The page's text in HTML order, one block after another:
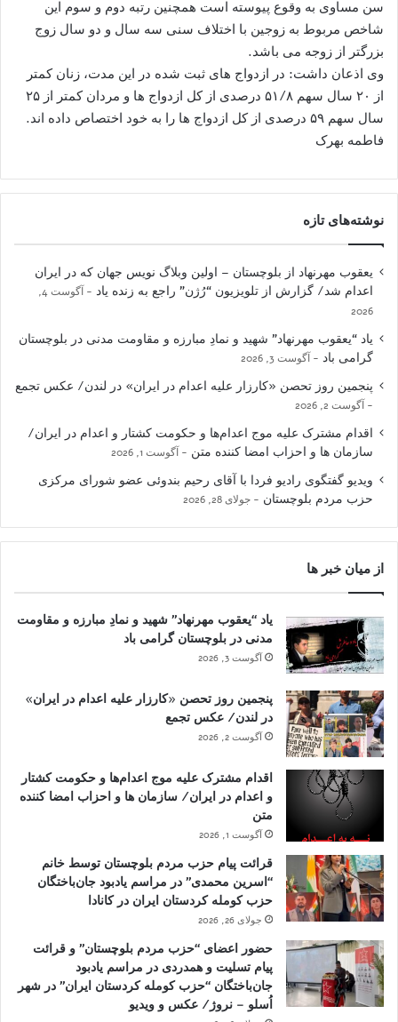
سن مساوی به وقوع پیوسته است همچنین رتبه دوم و سوم این
شاخص مربوط به زوجین با اختلاف سنی سه سال و دو سال زوج
بزرگتر از زوجه می باشد.
وی اذعان داشت: در ازدواج های ثبت شده در این مدت، زنان کمتر
از ۲۰ سال سهم ۵۱/۸ درصدی از کل ازدواج ها و مردان کمتر از ۲۵
سال سهم ۵۹ درصدی از کل ازدواج ها را به خود اختصاص داده اند.
فاطمه بهرک
نوشته‌های تازه
یعقوب مهرنهاد از بلوچستان – اولین وبلاگ نویس جهان که در ایران
اعدام شد/ گزارش از تلویزیون “رُژن” راجع به زنده یاد
آگوست 4,
2026
یاد “یعقوب مهرنهاد” شهید و نمادِ مبارزه و مقاومت مدنی در بلوچستان
گرامی باد
آگوست 3, 2026
پنجمین روز تحصن «کارزار علیه اعدام در ایران» در لندن/ عکس تجمع
آگوست 2, 2026
اقدام مشترک علیه موج اعدام‌ها و حکومت کشتار و اعدام در ایران/
سازمان ها و احزاب امضا کننده متن
آگوست 1, 2026
ویدیو گفتگوی رادیو فردا با آقای رحیم بندوئی عضو شورای مرکزی
حزب مردم بلوچستان
جولای 28, 2026
از میان خبر ها
یاد “یعقوب مهرنهاد” شهید و نمادِ مبارزه و مقاومت
مدنی در بلوچستان گرامی باد
آگوست 3, 2026
پنجمین روز تحصن «کارزار علیه اعدام در ایران»
در لندن/ عکس تجمع
آگوست 2, 2026
اقدام مشترک علیه موج اعدام‌ها و حکومت کشتار
و اعدام در ایران/ سازمان ها و احزاب امضا کننده
متن
آگوست 1, 2026
قرائت پیام حزب مردم بلوچستان توسط خانم
“اسرین محمدی” در مراسم یادبود جان‌باختگان
حزب کومله کردستان ایران در کانادا
جولای 26, 2026
حضور اعضای “حزب مردم بلوچستان” و قرائت
پیام تسلیت و همدردی در مراسم یادبود
جان‌باختگان “حزب کومله کردستان ایران” در شهر
اُسلو – نروژ/ عکس و ویدیو